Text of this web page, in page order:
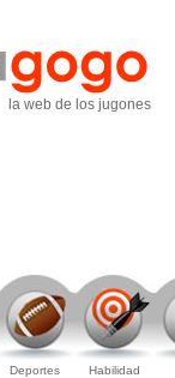
la web de los jugones
Deportes Habilidad